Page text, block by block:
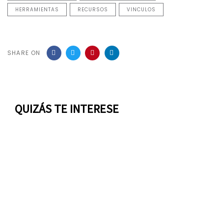
HERRAMIENTAS RECURSOS VINCULOS
SHARE ON
QUIZÁS TE INTERESE